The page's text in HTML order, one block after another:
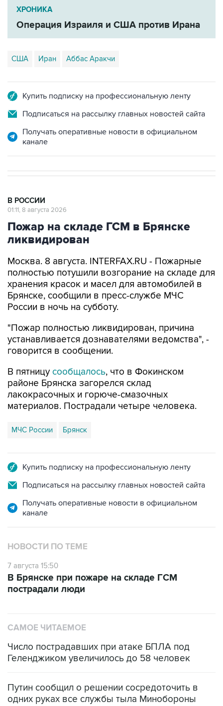
ХРОНИКА
Операция Израиля и США против Ирана
США Иран Аббас Аракчи
Купить подписку на профессиональную ленту
Подписаться на рассылку главных новостей сайта
Получать оперативные новости в официальном
канале
В РОССИИ
01:11, 8 августа 2026
Пожар на складе ГСМ в Брянске
ликвидирован
Москва. 8 августа. INTERFAX.RU - Пожарные
полностью потушили возгорание на складе для
хранения красок и масел для автомобилей в
Брянске, сообщили в пресс-службе МЧС
России в ночь на субботу.
"Пожар полностью ликвидирован, причина
устанавливается дознавателями ведомства", -
говорится в сообщении.
В пятницу сообщалось, что в Фокинском
районе Брянска загорелся склад
лакокрасочных и горюче-смазочных
материалов. Пострадали четыре человека.
МЧС России Брянск
Купить подписку на профессиональную ленту
Подписаться на рассылку главных новостей сайта
Получать оперативные новости в официальном
канале
НОВОСТИ ПО ТЕМЕ
7 августа 15:50
В Брянске при пожаре на складе ГСМ
пострадали люди
САМОЕ ЧИТАЕМОЕ
Число пострадавших при атаке БПЛА под
Геленджиком увеличилось до 58 человек
Путин сообщил о решении сосредоточить в
одних руках все службы тыла Минобороны